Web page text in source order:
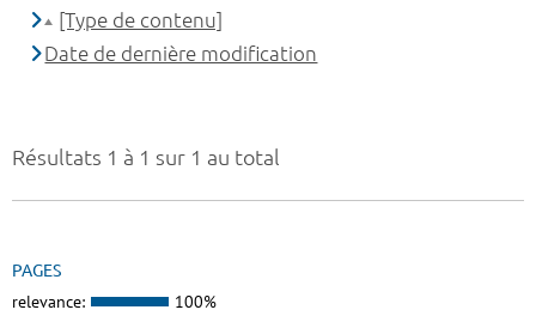
Résultats 1 à 1 sur 1 au total
PAGES
relevance: 100%
[Type de contenu]
Date de dernière modification